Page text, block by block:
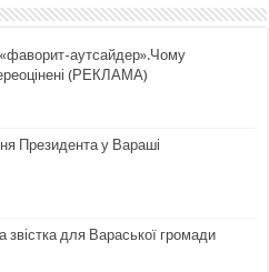
аутсайдер».Чому
(РЕКЛАМА)
Президента у Вараші
звістка для Вараської громади